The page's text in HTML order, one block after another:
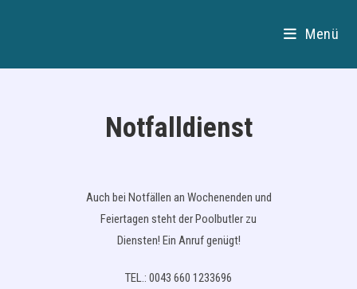
Menü
Notfalldienst
Auch bei Notfällen an Wochenenden und
Feiertagen steht der Poolbutler zu
Diensten! Ein Anruf genügt!
TEL.: 0043 660 1233696